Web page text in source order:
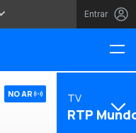
Entrar
NO AR TV
RTP